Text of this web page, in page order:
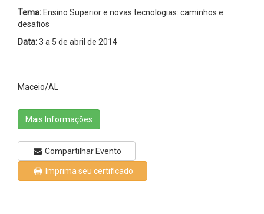
Tema: Ensino Superior e novas tecnologias: caminhos e
desafios
Data:3 a 5 de abril de 2014
Maceio/AL
Mais Informações
Compartilhar Evento
Imprima seu certificado